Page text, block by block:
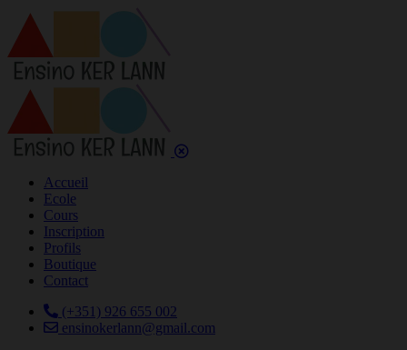
Accueil
Ecole
Cours
Inscription
Profils
Boutique
Contact
(+351) 926 655 002
ensinokerlann@gmail.com